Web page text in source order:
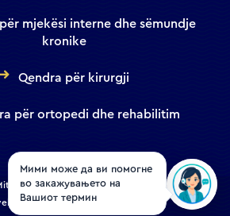
mjekësi interne dhe sëmundje
kronike
Qendra për kirurgji
për ortopedi dhe rehabilitim
Clinic | All Rights Reserved. Designed and
byCreative House
Мими може да ви помогне
во закажувањето на
Вашиот термин